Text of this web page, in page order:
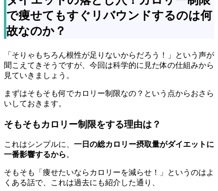
で痩せてもすぐリバウンドするのは何
故なのか？
「そりゃもちろん根性が足りないからだろう！」という声が
聞こえてきそうですが、今回は科学的に見た体の仕組みから
見ていきましょう。
まずはそもそも何でカロリー制限なの？という点からおさら
いしておきます。
そもそもカロリー制限をする理由は？
これはシンプルに、 一日の総カロリー摂取量がダイエットに
一番影響するから 。
そもそも「痩せたいならカロリーを減らせ！」というのはよ
くある話で、これは過去にも紹介した通り、